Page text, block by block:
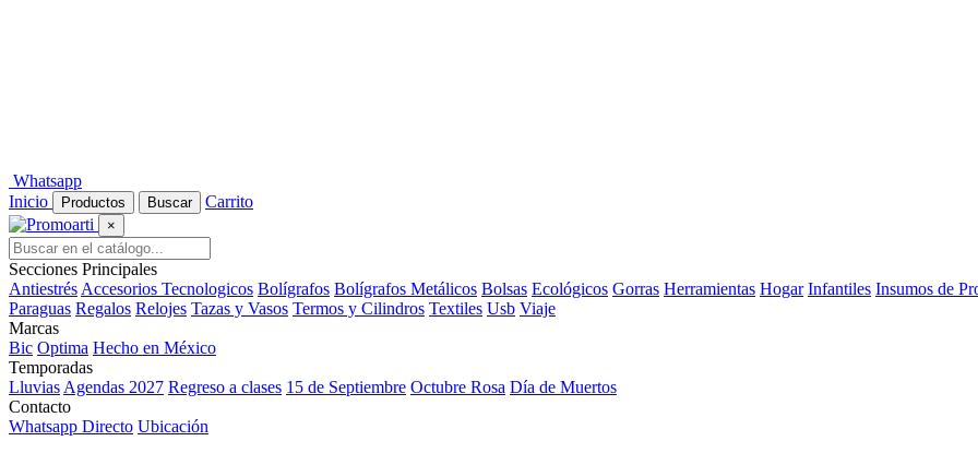
Whatsapp
Inicio
Productos Buscar Carrito
×
Secciones Principales
Antiestrés Accesorios Tecnologicos Bolígrafos Bolígrafos Metálicos Bolsas Ecológicos Gorras Herramientas Hogar Infantiles Insumos de
Paraguas Regalos Relojes Tazas y Vasos Termos y Cilindros Textiles Usb Viaje
Marcas
Bic Optima Hecho en México
Temporadas
Lluvias Agendas 2027 Regreso a clases 15 de Septiembre Octubre Rosa Día de Muertos
Contacto
Whatsapp Directo Ubicación